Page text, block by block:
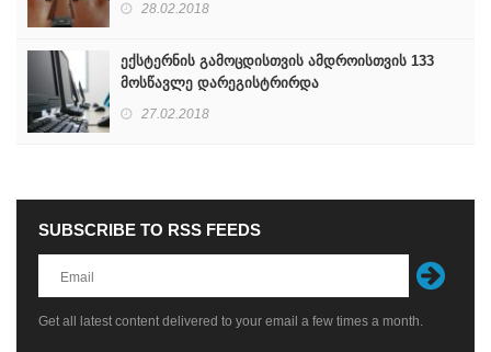
28.02.2018
ექსტერნის გამოცდისთვის ამდროისთვის 133
მოსწავლე დარეგისტრირდა
27.02.2018
SUBSCRIBE TO RSS FEEDS
Get all latest content delivered to your email a few times a month.